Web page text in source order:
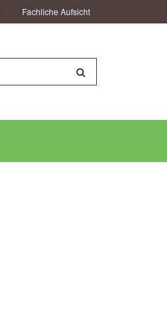
Fachliche Aufsicht